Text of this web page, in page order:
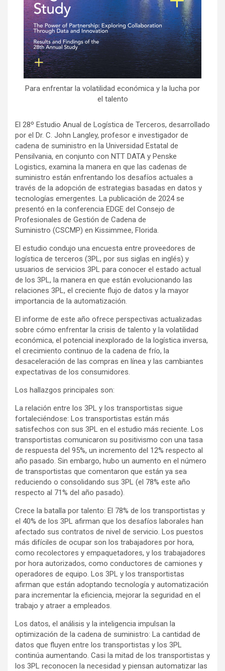
Para enfrentar la volatilidad económica y la lucha por
el talento
El 28º Estudio Anual de Logística de Terceros, desarrollado
por el Dr. C. John Langley, profesor e investigador de
cadena de suministro en la Universidad Estatal de
Pensilvania, en conjunto con NTT DATA y Penske
Logistics, examina la manera en que las cadenas de
suministro están enfrentando los desafíos actuales a
través de la adopción de estrategias basadas en datos y
tecnologías emergentes. La publicación de 2024 se
presentó en la conferencia EDGE del Consejo de
Profesionales de Gestión de Cadena de
Suministro (CSCMP) en Kissimmee, Florida.
El estudio condujo una encuesta entre proveedores de
logística de terceros (3PL, por sus siglas en inglés) y
usuarios de servicios 3PL para conocer el estado actual
de los 3PL, la manera en que están evolucionando las
relaciones 3PL, el creciente flujo de datos y la mayor
importancia de la automatización.
El informe de este año ofrece perspectivas actualizadas
sobre cómo enfrentar la crisis de talento y la volatilidad
económica, el potencial inexplorado de la logística inversa,
el crecimiento continuo de la cadena de frío, la
desaceleración de las compras en línea y las cambiantes
expectativas de los consumidores.
Los hallazgos principales son:
La relación entre los 3PL y los transportistas sigue
fortaleciéndose: Los transportistas están más
satisfechos con sus 3PL en el estudio más reciente. Los
transportistas comunicaron su positivismo con una tasa
de respuesta del 95%, un incremento del 12% respecto al
año pasado. Sin embargo, hubo un aumento en el número
de transportistas que comentaron que están ya sea
reduciendo o consolidando sus 3PL (el 78% este año
respecto al 71% del año pasado).
Crece la batalla por talento: El 78% de los transportistas y
el 40% de los 3PL afirman que los desafíos laborales han
afectado sus contratos de nivel de servicio. Los puestos
más difíciles de ocupar son los trabajadores por hora,
como recolectores y empaquetadores, y los trabajadores
por hora autorizados, como conductores de camiones y
operadores de equipo. Los 3PL y los transportistas
afirman que están adoptando tecnología y automatización
para incrementar la eficiencia, mejorar la seguridad en el
trabajo y atraer a empleados.
Los datos, el análisis y la inteligencia impulsan la
optimización de la cadena de suministro: La cantidad de
datos que fluyen entre los transportistas y los 3PL
continúa aumentando. Casi la mitad de los transportistas y
los 3PL reconocen la necesidad y piensan automatizar las